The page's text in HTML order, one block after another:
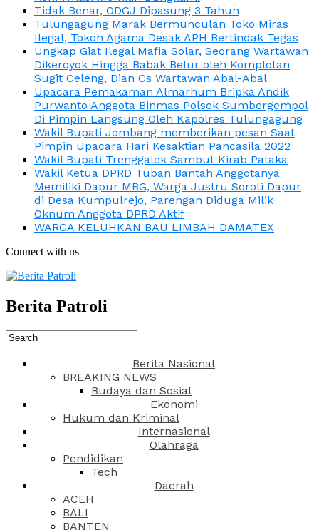
Tidak Benar, ODGJ Dipasung 3 Tahun
Tulungagung Marak Bermunculan Toko Miras
Ilegal, Tokoh Agama Desak APH Bertindak Tegas
Ungkap Giat Ilegal Mafia Solar, Seorang Wartawan
Dikeroyok Hingga Babak Belur oleh Komplotan
Sugit Celeng, Dian Cs Wartawan Abal-Abal
Upacara Pemakaman Almarhum Bripka Andik
Purwanto Anggota Binmas Polsek Sumbergempol
Di Pimpin Langsung Oleh Kapolres Tulungagung
Wakil Bupati Jombang memberikan pesan Saat
Pimpin Upacara Hari Kesaktian Pancasila 2022
Wakil Bupati Trenggalek Sambut Kirab Pataka
Wakil Ketua DPRD Tuban Bantah Anggotanya
Memiliki Dapur MBG, Warga Justru Soroti Dapur
di Desa Kumpulrejo, Parengan Diduga Milik
Oknum Anggota DPRD Aktif
WARGA KELUHKAN BAU LIMBAH DAMATEX
Connect with us
Berita Patroli
Berita Nasional
BREAKING NEWS
Budaya dan Sosial
Ekonomi
Hukum dan Kriminal
Internasional
Olahraga
Pendidikan
Tech
Daerah
ACEH
BALI
BANTEN